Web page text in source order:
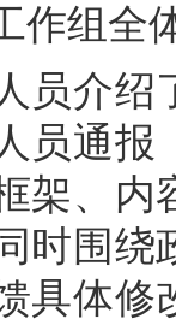
作组全
介绍
员通
架、内
时围绕
具体修